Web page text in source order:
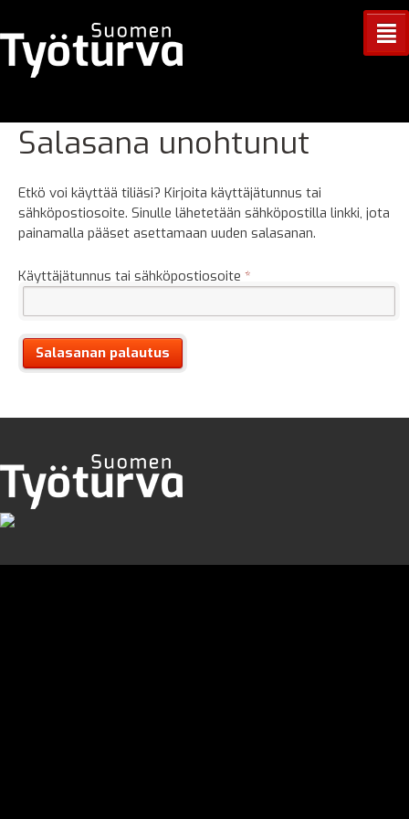
²
Salasana unohtunut
Etkö voi käyttää tiliäsi? Kirjoita käyttäjätunnus tai
sähköpostiosoite. Sinulle lähetetään sähköpostilla linkki, jota
painamalla pääset asettamaan uuden salasanan.
Käyttäjätunnus tai sähköpostiosoite *
Salasanan palautus